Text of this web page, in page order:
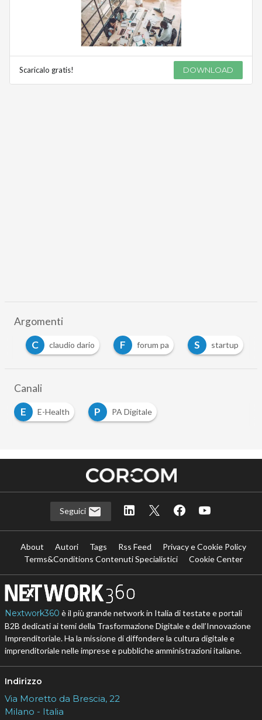
Scaricalo gratis! DOWNLOAD
Argomenti
C claudio dario F forum pa S startup
Canali
E
E-Health P PA Digitale
Seguici
About Autori Tags Rss Feed
Privacy e Cookie Policy
Terms&Conditions Contenuti Specialistici
Cookie Center
Nextwork360 è il più grande network in Italia di testate e portali
B2B dedicati ai temi della Trasformazione Digitale e dell’Innovazione
Imprenditoriale. Ha la missione di diffondere la cultura digitale e
imprenditoriale nelle imprese e pubbliche amministrazioni italiane.
Indirizzo
Via Moretto da Brescia, 22
Milano - Italia